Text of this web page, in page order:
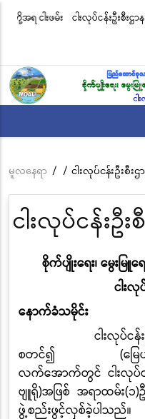
အဓိက
အကြောင်းအရာ
မည်
ငါးလုပ်ငန်းဦးစီးဌာနနှင့် FFI အက
မျိုးကွဲများ ထိန်းသိမ်းကာကွယ်စ
Breadcrumb
မူလနေရာ / / ငါးလုပ်ငန်းဦးစီးဌ
ငါးလုပ်ငန်းဦး
စိုက်ပျိုးရေး၊ မွေးမြူ
ငါးလု
နောက်ခံသမိုင်း
ငါးလုပ်င
စတင်၍ (မြ
လက်အောက်တွင် ငါးလုပ်င
ဗျူရို)အဖြစ် အရာထမ်း(၁)
ဖွဲ့စည်းဖွင့်လှစ်ခဲ့ပါသည်။